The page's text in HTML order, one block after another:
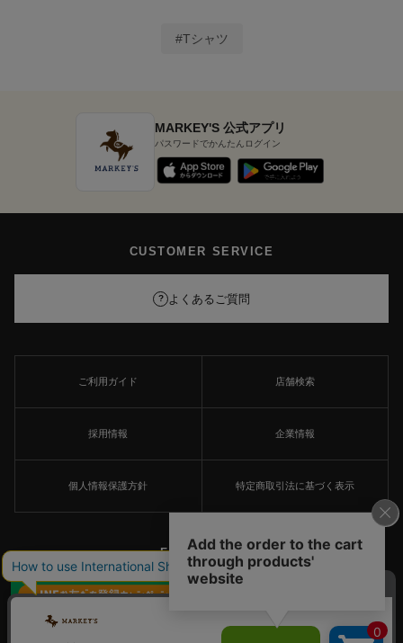
×
#Tシャツ
MARKEY'S 公式アプリ
パスワードでかんたんログイン
CUSTOMER SERVICE
? よくあるご質問
ご利用ガイド 店舗検索
採用情報 企業情報
個人情報保護方針 特定商取引法に基づく表示
FOLLOW US